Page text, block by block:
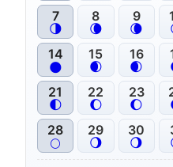
7
🌗
8
🌘
9
🌘
14
🌑
15
🌒
16
🌒
21
🌓
22
🌔
23
🌔
28
🌕
29
🌖
30
🌖